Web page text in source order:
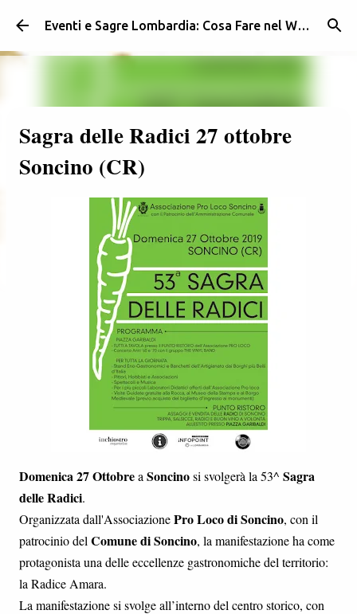
Passa ai contenuti principali Eventi e Sagre Lombardia: Cosa Fare nel Weekend | Weekendidea
Sagra delle Radici 27 ottobre
Soncino (CR)
Domenica 27 Ottobrea Soncinosi svolgerà la 53^ Sagra
delle Radici.
Organizzata dall'AssociazionePro Loco di Soncino, con il
patrocinio del Comune di Soncino, la manifestazione ha come
protagonista una delle eccellenze gastronomiche del territorio:
la Radice Amara.
La manifestazione si svolge all’interno del centro storico, con